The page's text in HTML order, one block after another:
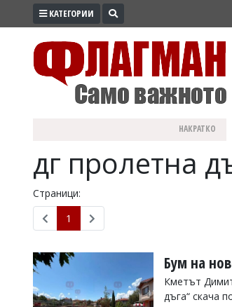
ПРОМО
ЗДРАВЕ
ПОЛИТИКА
ОБЩИНИ
ОБЩЕСТВО
ЛАЙФСТАЙЛ
ВОЙНАТА
КАТЕГОРИИ
НАКРАТКО
дг пролетна
Страници:
1
Бум на
Кметът
дъга“ скача